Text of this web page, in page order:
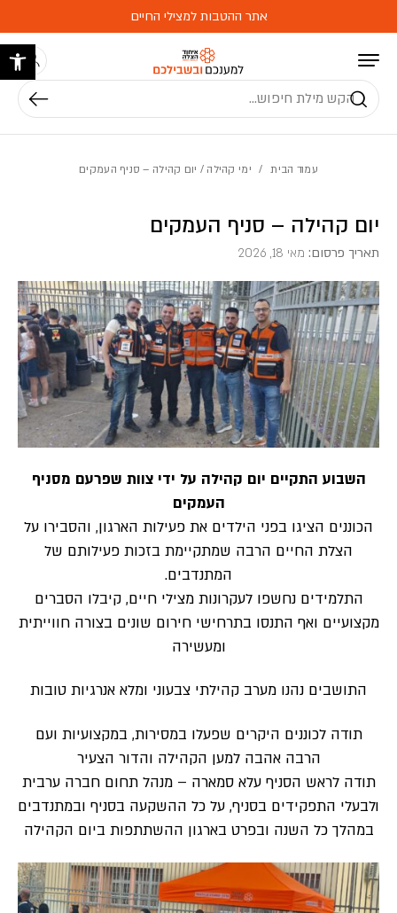
אתר ההטבות למצילי החיים
חיפוש
עמוד הבית / ימי קהילה / יום קהילה – סניף העמקים
יום קהילה – סניף העמקים
תאריך פרסום:מאי 18, 2026
השבוע התקיים יום קהילה על ידי צוות שפרעם מסניף
העמקים
הכוננים הציגו בפני הילדים את פעילות הארגון, והסבירו על
הצלת החיים הרבה שמתקיימת בזכות פעילותם של
המתנדבים.
התלמידים נחשפו לעקרונות מצילי חיים, קיבלו הסברים
מקצועיים ואף התנסו בתרחישי חירום שונים בצורה חווייתית
ומעשירה
התושבים נהנו מערב קהילתי צבעוני ומלא אנרגיות טובות
תודה לכוננים היקרים שפעלו במסירות, במקצועיות ועם
הרבה אהבה למען הקהילה והדור הצעיר
תודה לראש הסניף עלא סמארה – מנהל תחום חברה ערבית
ולבעלי התפקידים בסניף, על כל ההשקעה בסניף ובמתנדבים
במהלך כל השנה ובפרט בארגון ההשתתפות ביום הקהילה